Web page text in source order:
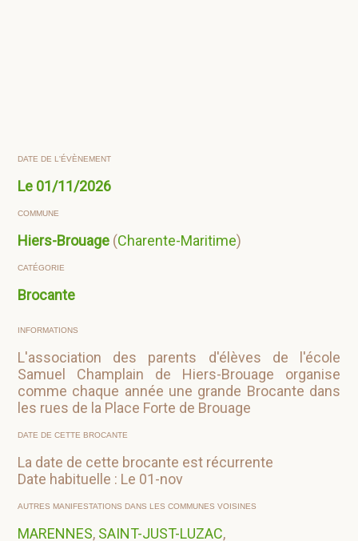
DATE DE L'ÉVÈNEMENT
Le 01/11/2026
COMMUNE
Hiers-Brouage (Charente-Maritime)
CATÉGORIE
Brocante
INFORMATIONS
L'association des parents d'élèves de l'école
Samuel Champlain de Hiers-Brouage organise
comme chaque année une grande Brocante dans
les rues de la Place Forte de Brouage
DATE DE CETTE BROCANTE
La date de cette brocante est récurrente
Date habituelle : Le 01-nov
AUTRES MANIFESTATIONS DANS LES COMMUNES VOISINES
MARENNES, SAINT-JUST-LUZAC,